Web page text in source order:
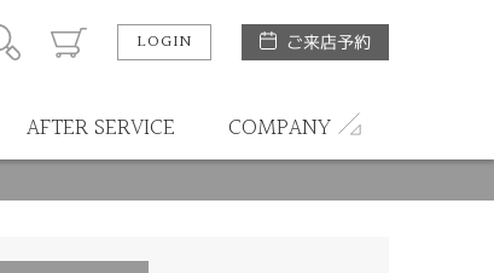
LOGIN ご来店予約
AFTER SERVICE COMPANY